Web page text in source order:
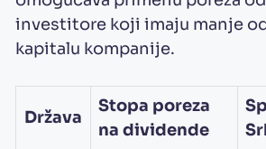
investitore koji imaju manje od
kapitalu kompanije.
Država
Stopa poreza
na dividende